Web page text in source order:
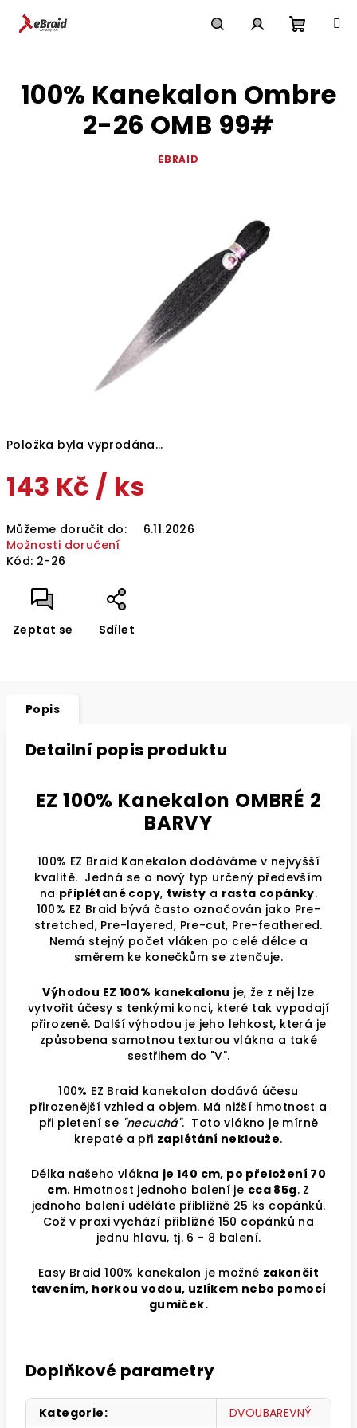
košík
Položka byla vyprodána…
143 Kč / ks
cena:
Můžeme doručit do:
6.11.2026
Možnosti doručení
Kód: 2-26
Zeptat se Sdílet
100% Kanekalon Ombre
2-26 OMB 99#
EBRAID
Popis
Detailní popis produktu
EZ 100% Kanekalon OMBRÉ 2
BARVY
100% EZ Braid Kanekalon dodáváme v nejvyšší
kvalitě. Jedná se o nový typ určený především
na připlétané copy, twisty a rasta copánky.
100% EZ Braid bývá často označován jako Pre-
stretched, Pre-layered, Pre-cut, Pre-feathered.
Nemá stejný počet vláken po celé délce a
směrem ke konečkům se ztenčuje.
Výhodou EZ 100% kanekalonu je, že z něj lze
vytvořit účesy s tenkými konci, které tak vypadají
přirozeně. Další výhodou je jeho lehkost, která je
způsobena samotnou texturou vlákna a také
sestřihem do "V".
100% EZ Braid kanekalon dodává účesu
přirozenější vzhled a objem. Má nižší hmotnost a
při pletení se "necuchá". Toto vlákno je mírně
krepaté a při zaplétání neklouže.
Délka našeho vlákna je 140 cm, po přeložení 70
cm. Hmotnost jednoho balení je cca 85g. Z
jednoho balení uděláte přibližně 25 ks copánků.
Což v praxi vychází přibližně 150 copánků na
jednu hlavu, tj. 6 - 8 balení.
Easy Braid 100% kanekalon je možné zakončit
tavením, horkou vodou, uzlíkem nebo pomocí
gumiček.
Doplňkové parametry
Kategorie: DVOUBAREVNÝ